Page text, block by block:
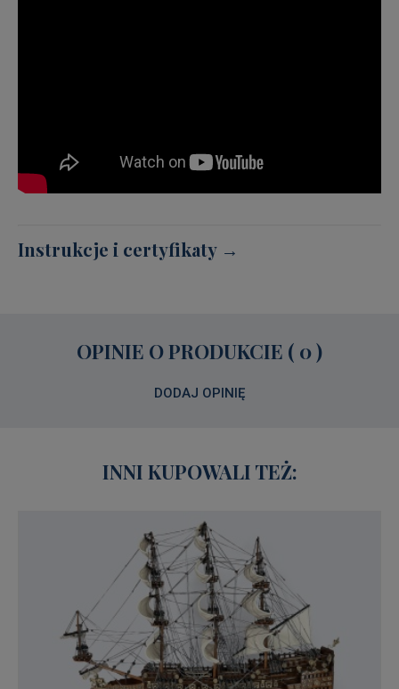
Instrukcje i certyfikaty →
OPINIE O PRODUKCIE ( 0 )
DODAJ OPINIĘ
INNI KUPOWALI TEŻ: